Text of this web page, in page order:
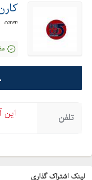
caren
تلفن این
لینک اشتراک گذاری